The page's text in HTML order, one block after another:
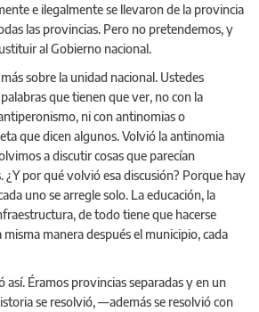
e ilegalmente se llevaron de la provincia
las provincias. Pero no pretendemos, y
al Gobierno nacional.
sobre la unidad nacional. Ustedes
que tienen que ver, no con la
ni con antinomias o
que dicen algunos. Volvió la antinomia
a discutir cosas que parecían
¿Y por qué volvió esa discusión? Porque hay
uno se arregle solo. La educación, la
de todo tiene que hacerse
manera después el municipio, cada
así. Éramos provincias separadas y en un
se resolvió, —además se resolvió con